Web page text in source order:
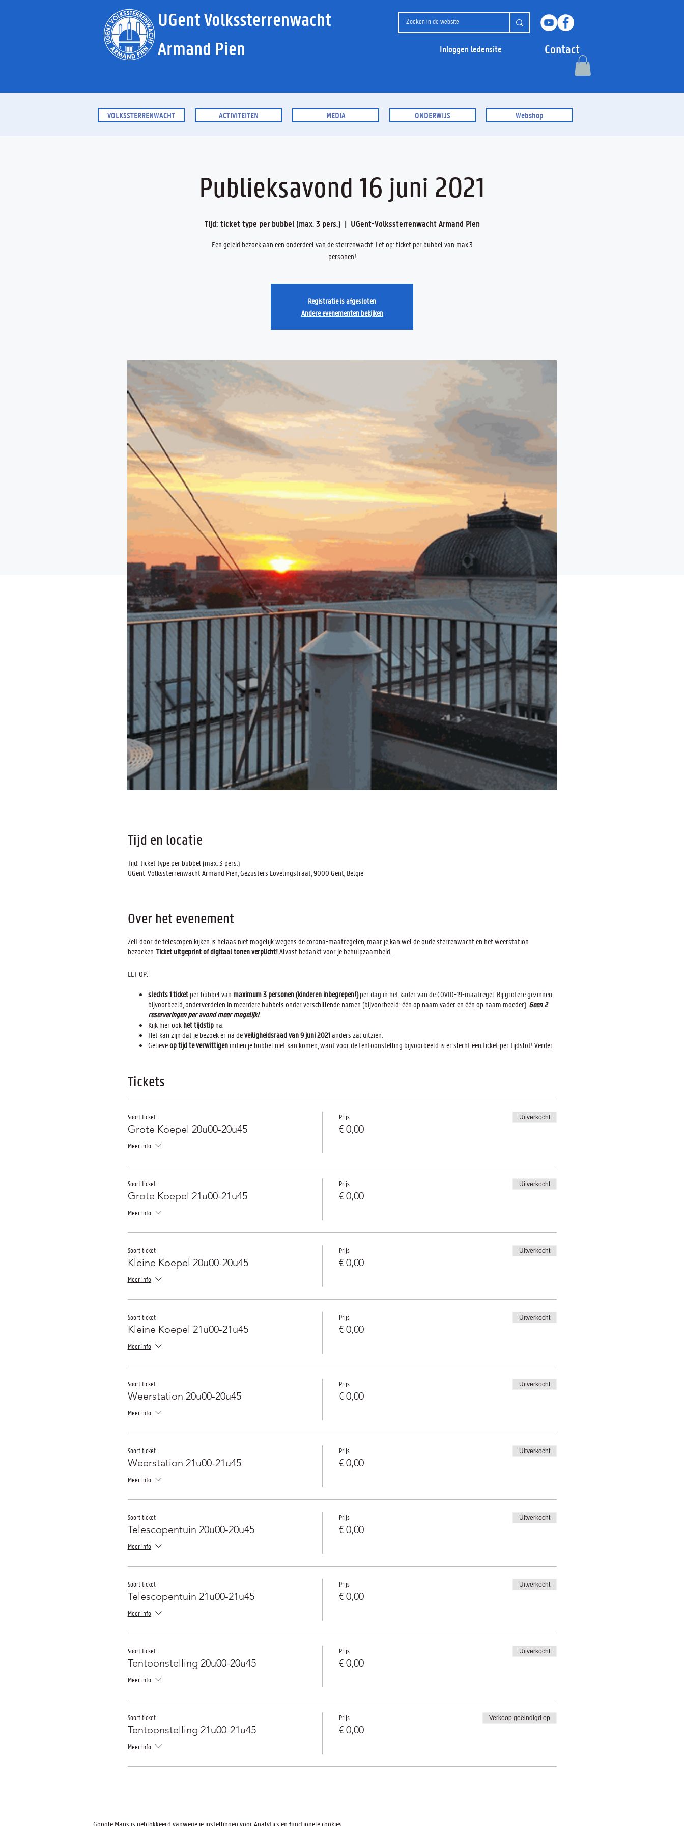
UGent Volkssterrenwacht
Armand Pien
Inloggen ledensite Contact
VOLKSSTERRENWACHT ACTIVITEITEN MEDIA ONDERWIJS Webshop
Publieksavond 16 juni 2021
Tijd: ticket type per bubbel (max. 3 pers.)
  |
UGent-Volkssterrenwacht Armand Pien
Een geleid bezoek aan een onderdeel van de sterrenwacht. Let op: ticket per bubbel van max.3
personen!
Registratie is afgesloten
Andere evenementen bekijken
Tijd en locatie
Tijd: ticket type per bubbel (max. 3 pers.)
UGent-Volkssterrenwacht Armand Pien, Gezusters Lovelingstraat, 9000 Gent, België
Over het evenement
Zelf door de telescopen kijken is helaas niet mogelijk wegens de corona-maatregelen, maar je kan wel de oude sterrenwacht en het weerstation
bezoeken.Ticket uitgeprint of digitaal tonen verplicht!Alvast bedankt voor je behulpzaamheid.
LET OP:
slechts 1 ticket per bubbel van maximum 3 personen (kinderen inbegrepen!)per dag in het kader van de COVID-19-maatregel. Bij grotere gezinnen
bijvoorbeeld, onderverdelen in meerdere bubbels onder verschillende namen (bijvoorbeeld: één op naam vader en één op naam moeder). Geen 2
reserveringen per avond meer mogelijk!
Kijk hier ook het tijdstipna.
Het kan zijn dat je bezoek er na deveiligheidsraad van 9 juni 2021anders zal uitzien.
Gelieveop tijd te verwittigenindien je bubbel niet kan komen, want voor de tentoonstelling bijvoorbeeld is er slecht één ticket per tijdslot! Verder
Mondmasker is wettelijk verplicht (+12j)
Bedankt bij voorbaat voor je gewaardeerde medewerking om de veiligheid van onze vrijwillige medewerkers te verhogen.
Meer informatie over de maatregelen is te vinden op:
https://www.armandpien.be/status-covid-19
Tickets
Soort ticket
Grote Koepel 20u00-20u45
Meer info
Prijs
€ 0,00
Uitverkocht
Soort ticket
Grote Koepel 21u00-21u45
Meer info
Prijs
€ 0,00
Uitverkocht
Soort ticket
Kleine Koepel 20u00-20u45
Meer info
Prijs
€ 0,00
Uitverkocht
Soort ticket
Kleine Koepel 21u00-21u45
Meer info
Prijs
€ 0,00
Uitverkocht
Soort ticket
Weerstation 20u00-20u45
Meer info
Prijs
€ 0,00
Uitverkocht
Soort ticket
Weerstation 21u00-21u45
Meer info
Prijs
€ 0,00
Uitverkocht
Soort ticket
Telescopentuin 20u00-20u45
Meer info
Prijs
€ 0,00
Uitverkocht
Soort ticket
Telescopentuin 21u00-21u45
Meer info
Prijs
€ 0,00
Uitverkocht
Soort ticket
Tentoonstelling 20u00-20u45
Meer info
Prijs
€ 0,00
Uitverkocht
Soort ticket
Tentoonstelling 21u00-21u45
Meer info
Prijs
€ 0,00
Verkoop geëindigd op
Google Maps is geblokkeerd vanwege je instellingen voor Analytics en functionele cookies.